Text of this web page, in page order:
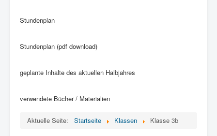
zukünftige 1. Klassen
Downloads
Stundenplan
Stundenplan (pdf download)
geplante Inhalte des aktuellen Halbjahres
verwendete Bücher / Materialien
Aktuelle Seite: Startseite Klassen Klasse 3b